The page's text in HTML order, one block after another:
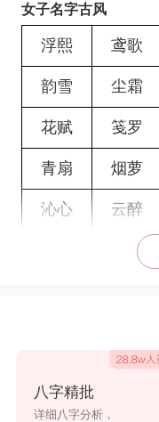
女子名字古风
浮熙 鸢歌
韵雪 尘霜
花赋 笺罗
青扇 烟萝
沁心 云醉
若菱
八字精批
详细八字分析，